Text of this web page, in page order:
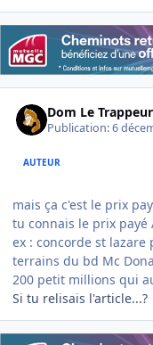
Dom Le Trappeur
Publication:6
AUTEUR
mais ça c'est le prix
tu connais le prix payé
ex : concorde st lazare
terrains du bd Mc
200 petit millions qui
Si tu relisais l'article...?